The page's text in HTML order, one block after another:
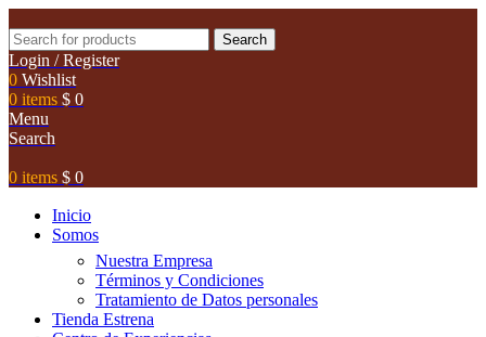
Search
Login / Register
0 Wishlist
0 items $ 0
Menu
Search
0 items $ 0
Inicio
Somos
Nuestra Empresa
Términos y Condiciones
Tratamiento de Datos personales
Tienda Estrena